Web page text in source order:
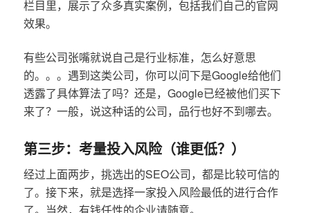
栏目里，展示了众多真实案例，包括我们自己的官网
效果。
有些公司张嘴就说自己是行业标准，怎么好意思
的。。。遇到这类公司，你可以问下是Google给他们
透露了具体算法了吗？还是，Google已经被他们买下
来了？一般，说这种话的公司，品行也好不到哪去。
第三步：考量投入风险（谁更低？）
经过上面两步，挑选出的SEO公司，都是比较可信的
了。接下来，就是选择一家投入风险最低的进行合作